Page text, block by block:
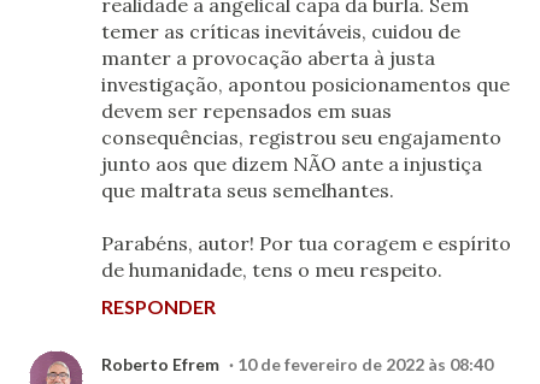
realidade a angelical capa da burla. Sem
temer as críticas inevitáveis, cuidou de
manter a provocação aberta à justa
investigação, apontou posicionamentos que
devem ser repensados em suas
consequências, registrou seu engajamento
junto aos que dizem NÃO ante a injustiça
que maltrata seus semelhantes.
Parabéns, autor! Por tua coragem e espírito
de humanidade, tens o meu respeito.
RESPONDER
Roberto Efrem 10 de fevereiro de 2022 às 08:40